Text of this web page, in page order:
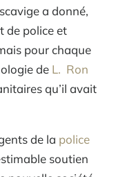
a donné,
de police et
pour chaque
de L. Ron
qu’il avait
de la police
soutien